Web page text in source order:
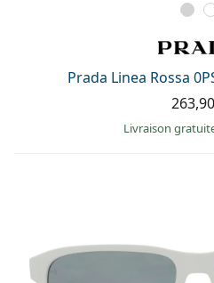
Prada Linea Rossa
Livraison